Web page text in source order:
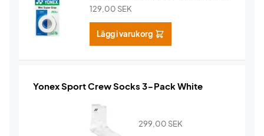
129,00 SEK
Lägg i varukorg
Yonex Sport Crew Socks 3-Pack White
299,00 SEK